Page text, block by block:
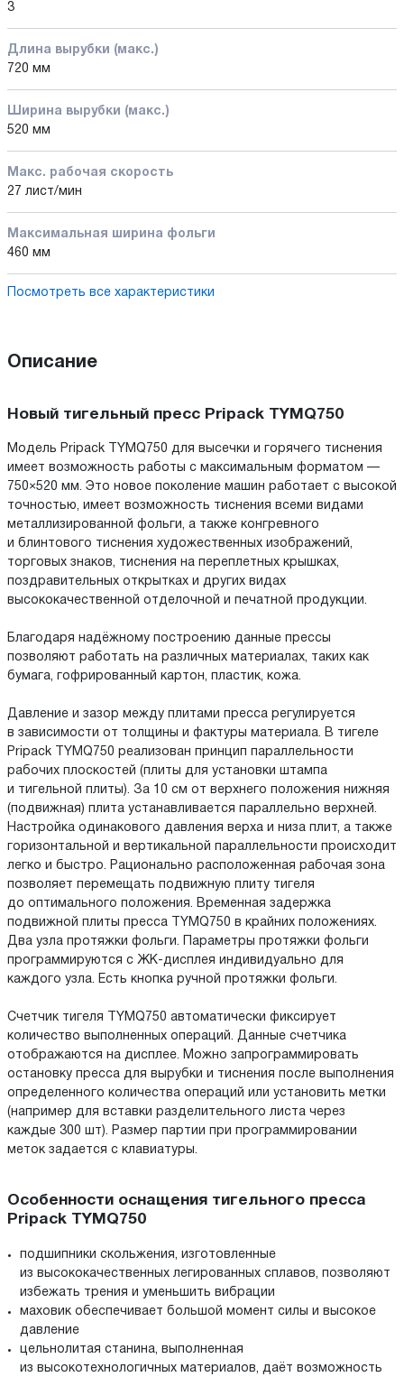
3
Длина вырубки (макс.)
720 мм
Ширина вырубки (макс.)
520 мм
Макс. рабочая скорость
27 лист/мин
Максимальная ширина фольги
460 мм
Посмотреть все характеристики
Описание
Новый тигельный пресс Pripack TYMQ750
Модель Pripack TYMQ750 для высечки и горячего тиснения
имеет возможность работы с максимальным форматом —
750×520 мм. Это новое поколение машин работает с высокой
точностью, имеет возможность тиснения всеми видами
металлизированной фольги, а также конгревного
и блинтового тиснения художественных изображений,
торговых знаков, тиснения на переплетных крышках,
поздравительных открытках и других видах
высококачественной отделочной и печатной продукции.
Благодаря надёжному построению данные прессы
позволяют работать на различных материалах, таких как
бумага, гофрированный картон, пластик, кожа.
Давление и зазор между плитами пресса регулируется
в зависимости от толщины и фактуры материала. В тигеле
Pripack TYMQ750 реализован принцип параллельности
рабочих плоскостей (плиты для установки штампа
и тигельной плиты). За 10 см от верхнего положения нижняя
(подвижная) плита устанавливается параллельно верхней.
Настройка одинакового давления верха и низа плит, а также
горизонтальной и вертикальной параллельности происходит
легко и быстро. Рационально расположенная рабочая зона
позволяет перемещать подвижную плиту тигеля
до оптимального положения. Временная задержка
подвижной плиты пресса TYMQ750 в крайних положениях.
Два узла протяжки фольги. Параметры протяжки фольги
программируются с ЖК-дисплея индивидуально для
каждого узла. Есть кнопка ручной протяжки фольги.
Счетчик тигеля TYMQ750 автоматически фиксирует
количество выполненных операций. Данные счетчика
отображаются на дисплее. Можно запрограммировать
остановку пресса для вырубки и тиснения после выполнения
определенного количества операций или установить метки
(например для вставки разделительного листа через
каждые 300 шт). Размер партии при программировании
меток задается с клавиатуры.
Особенности оснащения тигельного пресса
Pripack TYMQ750
подшипники скольжения, изготовленные
из высококачественных легированных сплавов, позволяют
избежать трения и уменьшить вибрации
маховик обеспечивает большой момент силы и высокое
давление
цельнолитая станина, выполненная
из высокотехнологичных материалов, даёт возможность